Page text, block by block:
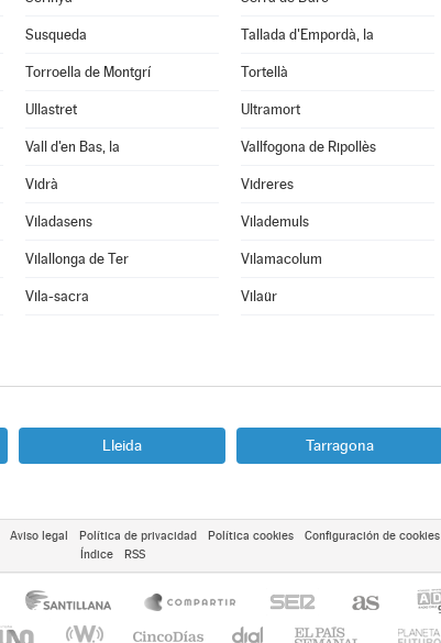
Susqueda Tallada d'Empordà, la
Torroella de Montgrí Tortellà
Ullastret Ultramort
Vall d'en Bas, la Vallfogona de Ripollès
Vidrà Vidreres
Viladasens Vilademuls
Vilallonga de Ter Vilamacolum
Vila-sacra Vilaür
Lleida Tarragona
Aviso legal Política de privacidad Política cookies Configuración de cookies
Índice
RSS